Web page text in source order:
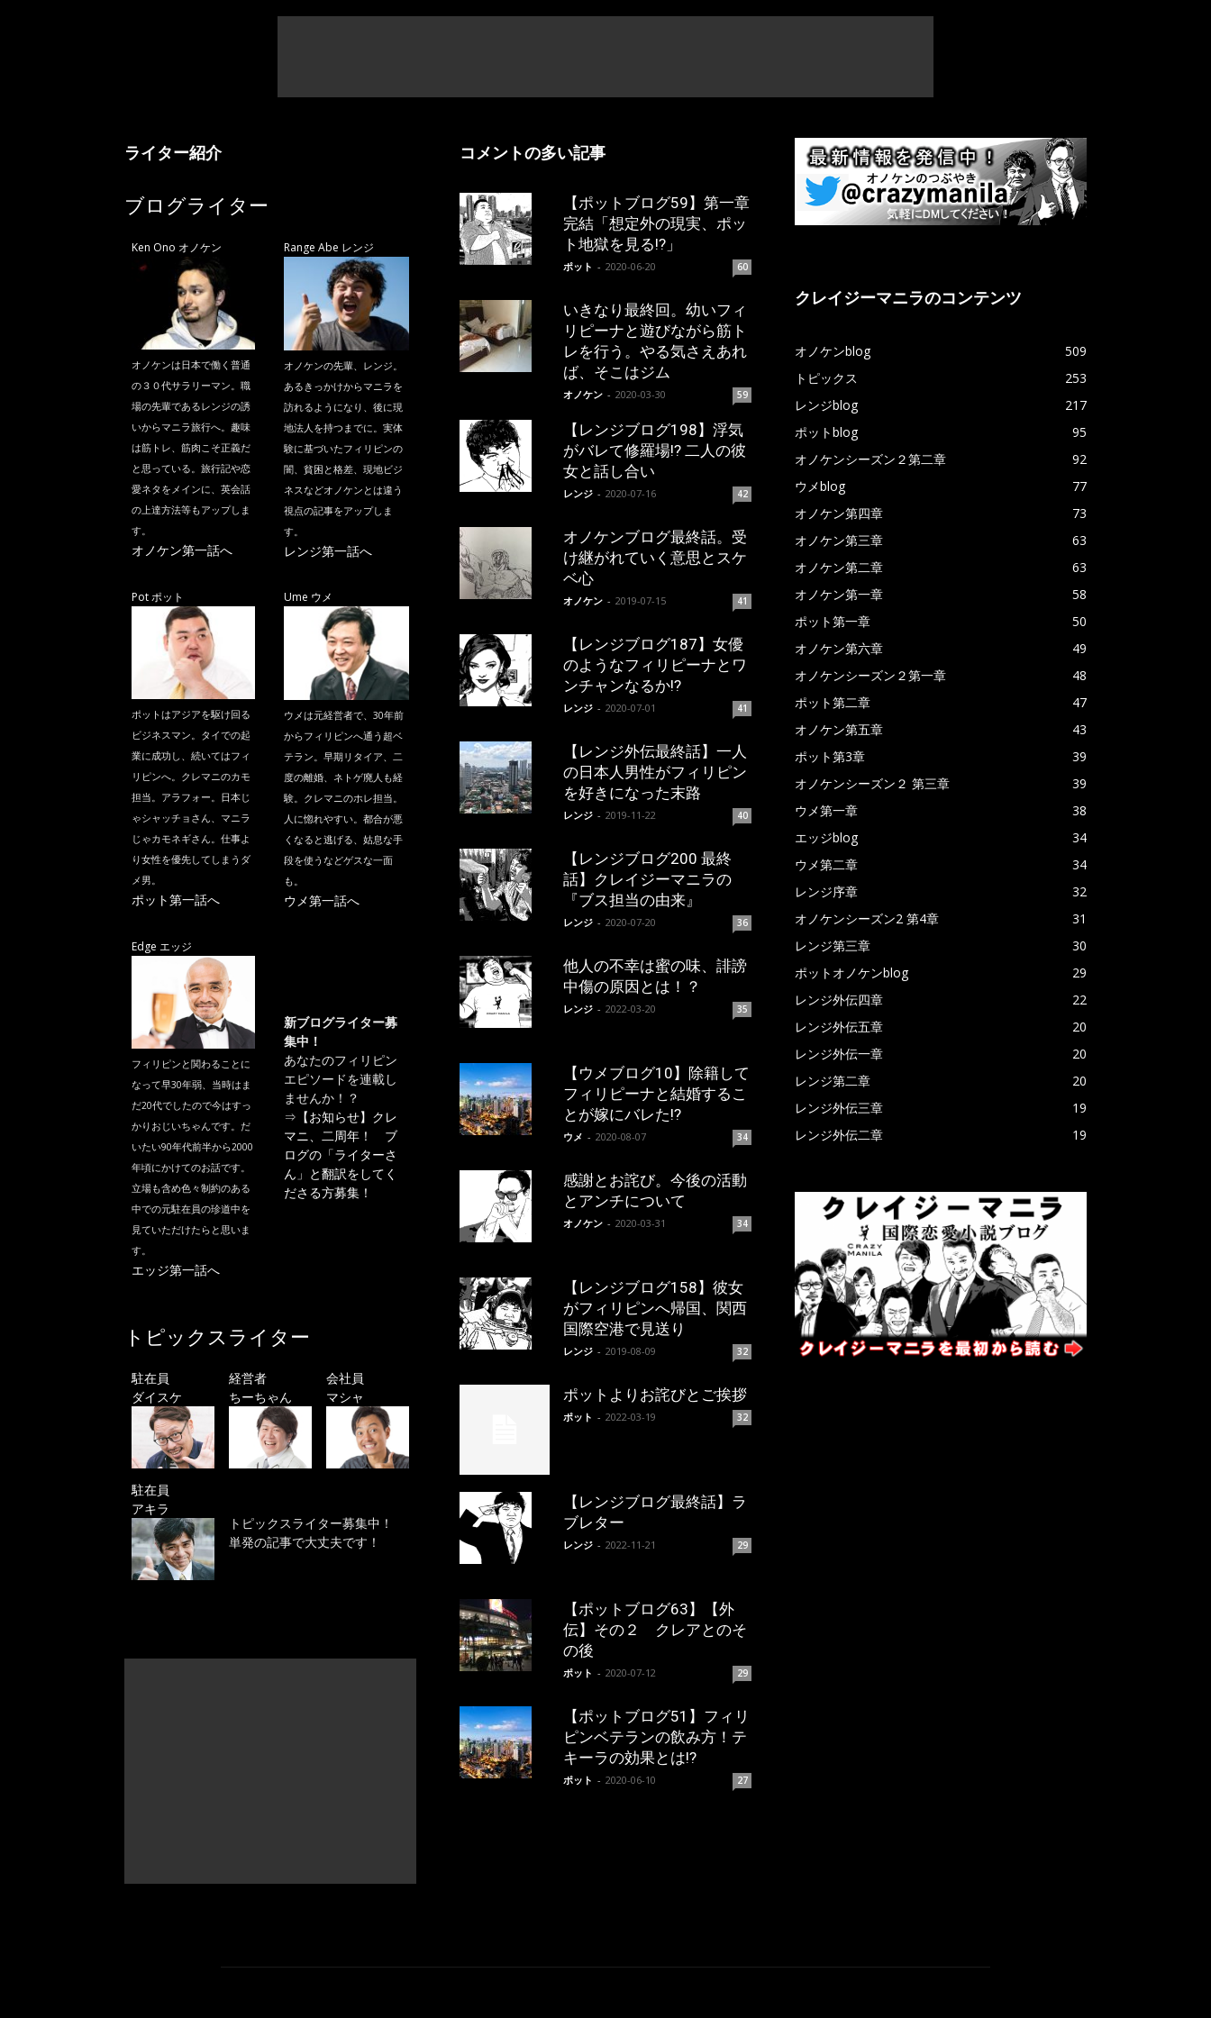
ライター紹介
ブログライター
Ken Ono オノケン
オノケンは日本で働く普通
の３０代サラリーマン。職
場の先輩であるレンジの誘
いからマニラ旅行へ。趣味
は筋トレ、筋肉こそ正義だ
と思っている。旅行記や恋
愛ネタをメインに、英会話
の上達方法等もアップしま
す。
オノケン第一話へ
Range Abe レンジ
オノケンの先輩、レンジ。
あるきっかけからマニラを
訪れるようになり、後に現
地法人を持つまでに。実体
験に基づいたフィリピンの
闇、貧困と格差、現地ビジ
ネスなどオノケンとは違う
視点の記事をアップしま
す。
レンジ第一話へ
Pot ポット
ポットはアジアを駆け回る
ビジネスマン。タイでの起
業に成功し、続いてはフィ
リピンへ。クレマニのカモ
担当。アラフォー。日本じ
ゃシャッチョさん、マニラ
じゃカモネギさん。仕事よ
り女性を優先してしまうダ
メ男。
ポット第一話へ
Ume ウメ
ウメは元経営者で、30年前
からフィリピンへ通う超ベ
テラン。早期リタイア、二
度の離婚、ネトゲ廃人も経
験。クレマニのホレ担当。
人に惚れやすい。都合が悪
くなると逃げる、姑息な手
段を使うなどゲスな一面
も。
ウメ第一話へ
Edge エッジ
フィリピンと関わることに
なって早30年弱、当時はま
だ20代でしたので今はすっ
かりおじいちゃんです。だ
いたい90年代前半から2000
年頃にかけてのお話です。
立場も含め色々制約のある
中での元駐在員の珍道中を
見ていただけたらと思いま
す。
エッジ第一話へ
新ブログライター募
集中！
あなたのフィリピン
エピソードを連載し
ませんか！？
⇒ 【お知らせ】クレ
マニ、二周年！ ブ
ログの「ライターさ
ん」と翻訳をしてく
ださる方募集！
トピックスライター
駐在員
ダイスケ
経営者
ちーちゃん
会社員
マシャ
駐在員
アキラ
トピックスライター募集中！
単発の記事で大丈夫です！
コメントの多い記事
【ポットブログ59】第一章
完結「想定外の現実、ポッ
ト地獄を見る!?」
ポット - 2020-06-20 60
いきなり最終回。幼いフィ
リピーナと遊びながら筋ト
レを行う。やる気さえあれ
ば、そこはジム
オノケン - 2020-03-30 59
【レンジブログ198】浮気
がバレて修羅場!? 二人の彼
女と話し合い
レンジ - 2020-07-16 42
オノケンブログ最終話。受
け継がれていく意思とスケ
ベ心
オノケン - 2019-07-15 41
【レンジブログ187】女優
のようなフィリピーナとワ
ンチャンなるか!?
レンジ - 2020-07-01 41
【レンジ外伝最終話】一人
の日本人男性がフィリピン
を好きになった末路
レンジ - 2019-11-22 40
【レンジブログ200 最終
話】クレイジーマニラの
『ブス担当の由来』
レンジ - 2020-07-20 36
他人の不幸は蜜の味、誹謗
中傷の原因とは！？
レンジ - 2022-03-20 35
【ウメブログ10】除籍して
フィリピーナと結婚するこ
とが嫁にバレた!?
ウメ - 2020-08-07 34
感謝とお詫び。今後の活動
とアンチについて
オノケン - 2020-03-31 34
【レンジブログ158】彼女
がフィリピンへ帰国、関西
国際空港で見送り
レンジ - 2019-08-09 32
ポットよりお詫びとご挨拶
ポット - 2022-03-19 32
【レンジブログ最終話】ラ
ブレター
レンジ - 2022-11-21 29
【ポットブログ63】【外
伝】その２ クレアとのそ
の後
ポット - 2020-07-12 29
【ポットブログ51】フィリ
ピンベテランの飲み方！テ
キーラの効果とは!?
ポット - 2020-06-10 27
クレイジーマニラのコンテンツ
オノケンblog
509
トピックス
253
レンジblog
217
ポットblog
95
オノケンシーズン２第二章
92
ウメblog
77
オノケン第四章
73
オノケン第三章
63
オノケン第二章
63
オノケン第一章
58
ポット第一章
50
オノケン第六章
49
オノケンシーズン２第一章
48
ポット第二章
47
オノケン第五章
43
ポット第3章
39
オノケンシーズン２ 第三章
39
ウメ第一章
38
エッジblog
34
ウメ第二章
34
レンジ序章
32
オノケンシーズン2 第4章
31
レンジ第三章
30
ポットオノケンblog
29
レンジ外伝四章
22
レンジ外伝五章
20
レンジ外伝一章
20
レンジ第二章
20
レンジ外伝三章
19
レンジ外伝二章
19